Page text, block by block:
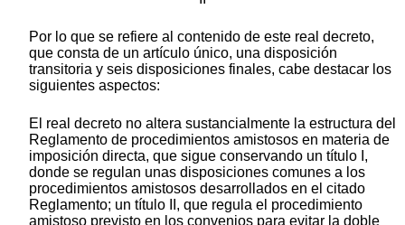
Por lo que se refiere al contenido de este real decreto,
que consta de un artículo único, una disposición
transitoria y seis disposiciones finales, cabe destacar los
siguientes aspectos:
El real decreto no altera sustancialmente la estructura del
Reglamento de procedimientos amistosos en materia de
imposición directa, que sigue conservando un título I,
donde se regulan unas disposiciones comunes a los
procedimientos amistosos desarrollados en el citado
Reglamento; un título II, que regula el procedimiento
amistoso previsto en los convenios para evitar la doble